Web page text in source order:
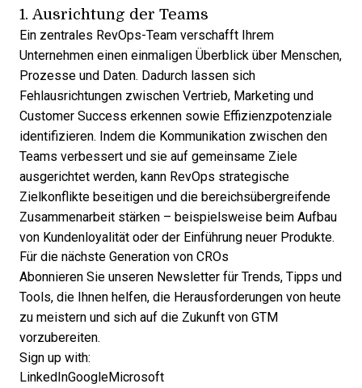
1. Ausrichtung der Teams
Ein zentrales RevOps-Team verschafft Ihrem
Unternehmen einen einmaligen Überblick über Menschen,
Prozesse und Daten. Dadurch lassen sich
Fehlausrichtungen zwischen Vertrieb, Marketing und
Customer Success erkennen sowie Effizienzpotenziale
identifizieren. Indem die Kommunikation zwischen den
Teams verbessert und sie auf gemeinsame Ziele
ausgerichtet werden, kann RevOps strategische
Zielkonflikte beseitigen und die bereichsübergreifende
Zusammenarbeit stärken – beispielsweise beim Aufbau
von Kundenloyalität oder der Einführung neuer Produkte.
Für die nächste Generation von CROs
Abonnieren Sie unseren Newsletter für Trends, Tipps und
Tools, die Ihnen helfen, die Herausforderungen von heute
zu meistern und sich auf die Zukunft von GTM
vorzubereiten.
Sign up with:
LinkedInGoogleMicrosoft